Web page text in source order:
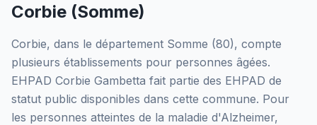
Corbie (Somme)
Corbie, dans le département Somme (80), compte
plusieurs établissements pour personnes âgées.
EHPAD Corbie Gambetta fait partie des EHPAD de
statut public disponibles dans cette commune. Pour
les personnes atteintes de la maladie d'Alzheimer,